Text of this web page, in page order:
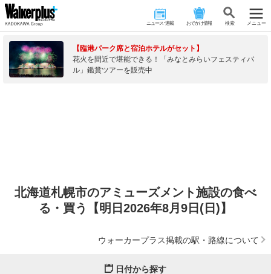
ニュース･連載 おでかけ情報 検 索 メニュー
【臨港パーク席と宿泊ホテルがセット】
花火を間近で堪能できる！「みなとみらいフェスティバ
ル」鑑賞ツアーを販売中
北海道札幌市のアミューズメント施設の食べ
る・買う【明日2026年8月9日(日)】
ウォーカープラス掲載の駅・路線について
日付から探す